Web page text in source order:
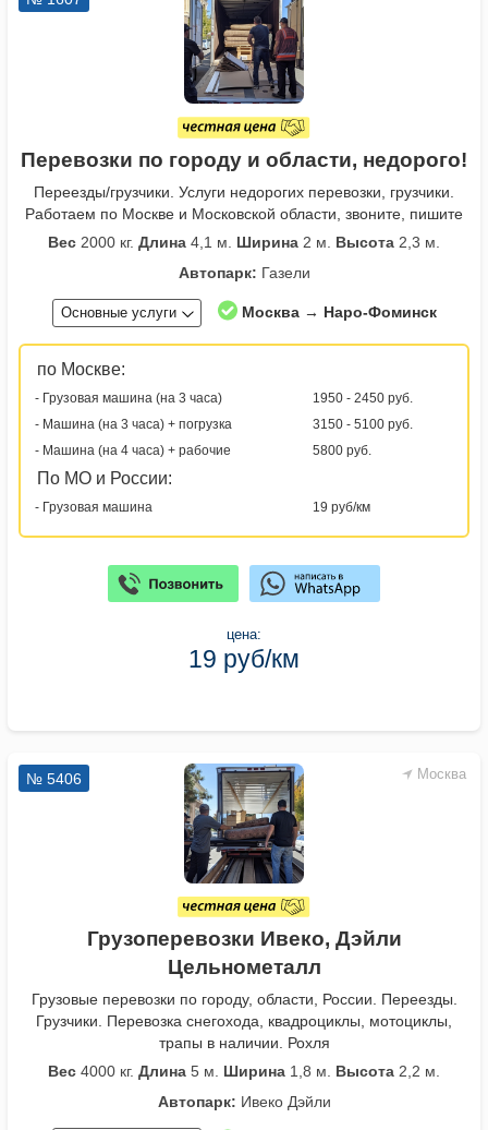
Перевозки по городу и области, недорого!
Переезды/грузчики. Услуги недорогих перевозки, грузчики.
Работаем по Москве и Московской области, звоните, пишите
Вес 2000 кг. Длина 4,1 м. Ширина 2 м. Высота 2,3 м.
Автопарк: Газели
Основные услуги Москва → Наро-Фоминск
по Москве:
- Грузовая машина (на 3 часа)
1950 - 2450 руб.
- Машина (на 3 часа) + погрузка
3150 - 5100 руб.
- Машина (на 4 часа) + рабочие
5800 руб.
По МО и России:
- Грузовая машина 19 руб/км
цена:
19 руб/км
Москва
№ 5406
Грузоперевозки Ивеко, Дэйли
Цельнометалл
Грузовые перевозки по городу, области, России. Переезды.
Грузчики. Перевозка снегохода, квадроциклы, мотоциклы,
трапы в наличии. Рохля
Вес 4000 кг. Длина 5 м. Ширина 1,8 м. Высота 2,2 м.
Автопарк: Ивеко Дэйли